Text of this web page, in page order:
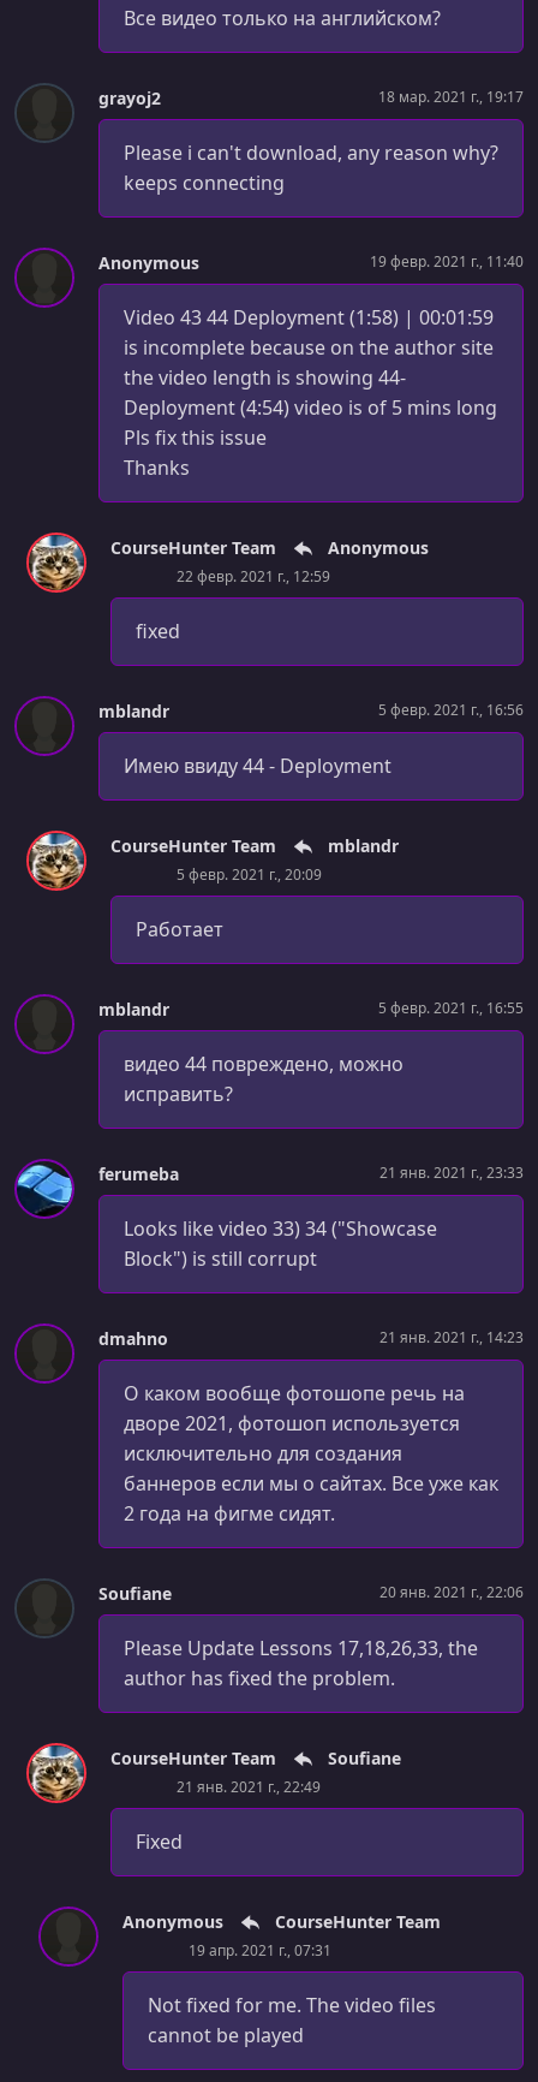
Все видео только на английском?
grayoj2 18 мар. 2021 г., 19:17
Please i can't download, any reason why?
keeps connecting
Anonymous 19 февр. 2021 г., 11:40
Video 43 44 Deployment (1:58) | 00:01:59
is incomplete because on the author site
the video length is showing 44-
Deployment (4:54) video is of 5 mins long
Pls fix this issue
Thanks
CourseHunter Team Anonymous
22 февр. 2021 г., 12:59
fixed
mblandr 5 февр. 2021 г., 16:56
Имею ввиду 44 - Deployment
CourseHunter Team mblandr
5 февр. 2021 г., 20:09
Работает
mblandr 5 февр. 2021 г., 16:55
видео 44 повреждено, можно
исправить?
ferumeba 21 янв. 2021 г., 23:33
Looks like video 33) 34 ("Showcase
Block") is still corrupt
dmahno 21 янв. 2021 г., 14:23
О каком вообще фотошопе речь на
дворе 2021, фотошоп используется
исключительно для создания
баннеров если мы о сайтах. Все уже как
2 года на фигме сидят.
Soufiane 20 янв. 2021 г., 22:06
Please Update Lessons 17,18,26,33, the
author has fixed the problem.
CourseHunter Team Soufiane
21 янв. 2021 г., 22:49
Fixed
Anonymous CourseHunter Team
19 апр. 2021 г., 07:31
Not fixed for me. The video files
cannot be played